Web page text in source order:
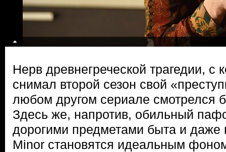
Нерв древнегреческой трагедии, с
снимал второй сезон свой
любом другом сериале смотрелся
Здесь же, напротив, обильный
дорогими предметами быта и даже
Minor становятся идеальным